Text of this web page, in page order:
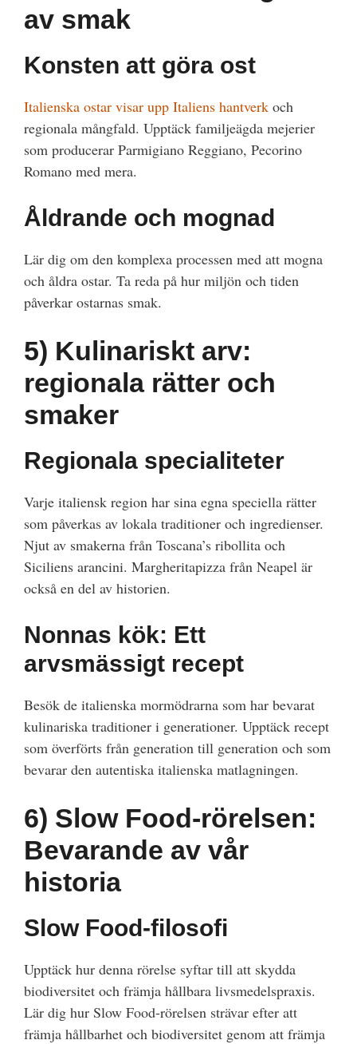
av smak
Konsten att göra ost
Italienska ostar visar upp Italiens hantverk och
regionala mångfald. Upptäck familjeägda mejerier
som producerar Parmigiano Reggiano, Pecorino
Romano med mera.
Åldrande och mognad
Lär dig om den komplexa processen med att mogna
och åldra ostar. Ta reda på hur miljön och tiden
påverkar ostarnas smak.
5) Kulinariskt arv:
regionala rätter och
smaker
Regionala specialiteter
Varje italiensk region har sina egna speciella rätter
som påverkas av lokala traditioner och ingredienser.
Njut av smakerna från Toscana’s ribollita och
Siciliens arancini. Margheritapizza från Neapel är
också en del av historien.
Nonnas kök: Ett
arvsmässigt recept
Besök de italienska mormödrarna som har bevarat
kulinariska traditioner i generationer. Upptäck recept
som överförts från generation till generation och som
bevarar den autentiska italienska matlagningen.
6) Slow Food-rörelsen:
Bevarande av vår
historia
Slow Food-filosofi
Upptäck hur denna rörelse syftar till att skydda
biodiversitet och främja hållbara livsmedelspraxis.
Lär dig hur Slow Food-rörelsen strävar efter att
främja hållbarhet och biodiversitet genom att främja